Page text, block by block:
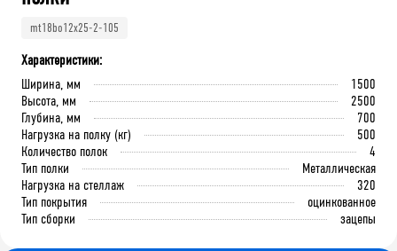
mt18bo12x25-2-105
Характеристики:
Ширина, мм
1500
Высота, мм
2500
Глубина, мм
700
Нагрузка на полку (кг)
500
Количество полок
4
Тип полки
Металлическая
Нагрузка на стеллаж
320
Тип покрытия
оцинкованное
Тип сборки
зацепы